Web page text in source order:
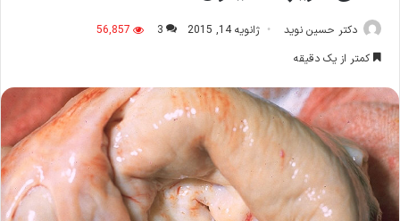
دکتر حسین نوید ژانویه 14, 2015 3
56,857
کمتر از یک دقیقه